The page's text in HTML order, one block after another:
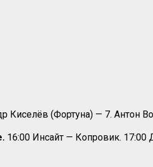
Киселёв (Фортуна) — 7. Антон
16:00 Инсайт — Копровик.